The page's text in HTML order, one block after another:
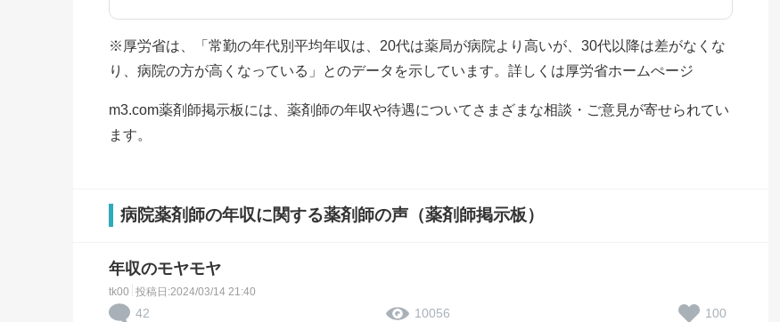
※厚労省は、「常勤の年代別平均年収は、20代は薬局が病院より高いが、30代以降は差がなくな
り、病院の方が高くなっている」とのデータを示しています。詳しくは厚労省ホームぺージ
m3.com薬剤師掲示板には、薬剤師の年収や待遇についてさまざまな相談・ご意見が寄せられてい
ます。
病院薬剤師の年収に関する薬剤師の声（薬剤師掲示板）
年収のモヤモヤ
tk00 投稿日:2024/03/14 21:40
42 10056 100